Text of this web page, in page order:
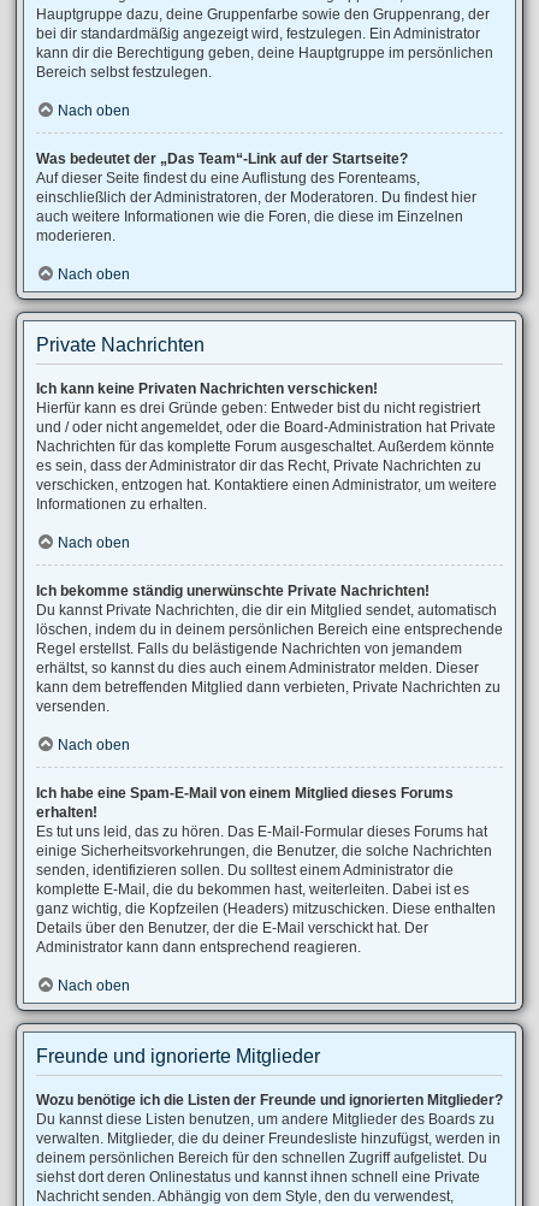
Hauptgruppe dazu, deine Gruppenfarbe sowie den Gruppenrang, der
bei dir standardmäßig angezeigt wird, festzulegen. Ein Administrator
kann dir die Berechtigung geben, deine Hauptgruppe im persönlichen
Bereich selbst festzulegen.
Nach oben
Was bedeutet der „Das Team“-Link auf der Startseite?
Auf dieser Seite findest du eine Auflistung des Forenteams,
einschließlich der Administratoren, der Moderatoren. Du findest hier
auch weitere Informationen wie die Foren, die diese im Einzelnen
moderieren.
Nach oben
Private Nachrichten
Ich kann keine Privaten Nachrichten verschicken!
Hierfür kann es drei Gründe geben: Entweder bist du nicht registriert
und / oder nicht angemeldet, oder die Board-Administration hat Private
Nachrichten für das komplette Forum ausgeschaltet. Außerdem könnte
es sein, dass der Administrator dir das Recht, Private Nachrichten zu
verschicken, entzogen hat. Kontaktiere einen Administrator, um weitere
Informationen zu erhalten.
Nach oben
Ich bekomme ständig unerwünschte Private Nachrichten!
Du kannst Private Nachrichten, die dir ein Mitglied sendet, automatisch
löschen, indem du in deinem persönlichen Bereich eine entsprechende
Regel erstellst. Falls du belästigende Nachrichten von jemandem
erhältst, so kannst du dies auch einem Administrator melden. Dieser
kann dem betreffenden Mitglied dann verbieten, Private Nachrichten zu
versenden.
Nach oben
Ich habe eine Spam-E-Mail von einem Mitglied dieses Forums
erhalten!
Es tut uns leid, das zu hören. Das E-Mail-Formular dieses Forums hat
einige Sicherheitsvorkehrungen, die Benutzer, die solche Nachrichten
senden, identifizieren sollen. Du solltest einem Administrator die
komplette E-Mail, die du bekommen hast, weiterleiten. Dabei ist es
ganz wichtig, die Kopfzeilen (Headers) mitzuschicken. Diese enthalten
Details über den Benutzer, der die E-Mail verschickt hat. Der
Administrator kann dann entsprechend reagieren.
Nach oben
Freunde und ignorierte Mitglieder
Wozu benötige ich die Listen der Freunde und ignorierten Mitglieder?
Du kannst diese Listen benutzen, um andere Mitglieder des Boards zu
verwalten. Mitglieder, die du deiner Freundesliste hinzufügst, werden in
deinem persönlichen Bereich für den schnellen Zugriff aufgelistet. Du
siehst dort deren Onlinestatus und kannst ihnen schnell eine Private
Nachricht senden. Abhängig von dem Style, den du verwendest,